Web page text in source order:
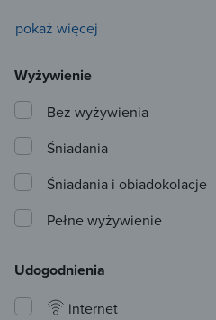
pokaż więcej
Wyżywienie
Bez wyżywienia
Śniadania
Śniadania i obiadokolacje
Pełne wyżywienie
Udogodnienia
internet